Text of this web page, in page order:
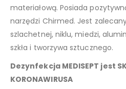
materiałową. Posiada
narzędzi Chirmed. Jest
szlachetnej, niklu, miedzi,
szkła i tworzywa sztucznego.
Dezynfekcja MEDISEPT jest
KORONAWIRUSA